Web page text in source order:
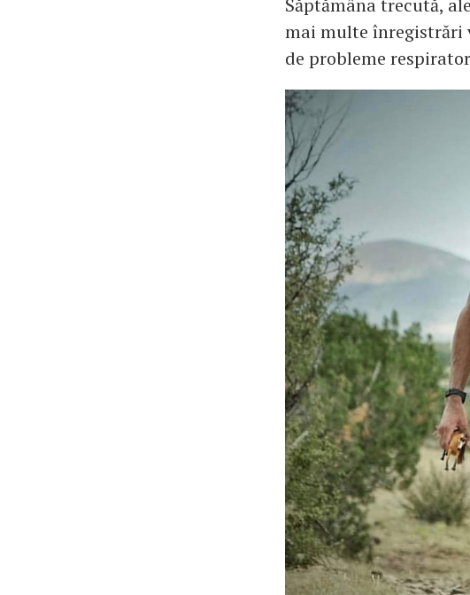
Săptămâna trecută,
mai multe înregistrări
de probleme